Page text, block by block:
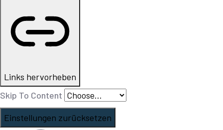
Links hervorheben
Skip To Content
Einstellungen zurücksetzen